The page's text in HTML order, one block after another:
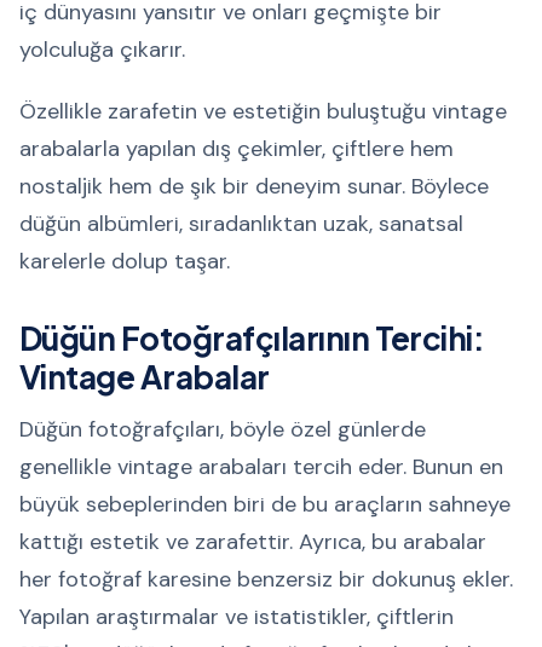
iç dünyasını yansıtır ve onları geçmişte bir
yolculuğa çıkarır.
Özellikle zarafetin ve estetiğin buluştuğu vintage
arabalarla yapılan dış çekimler, çiftlere hem
nostaljik hem de şık bir deneyim sunar. Böylece
düğün albümleri, sıradanlıktan uzak, sanatsal
karelerle dolup taşar.
Düğün Fotoğrafçılarının Tercihi:
Vintage Arabalar
Düğün fotoğrafçıları, böyle özel günlerde
genellikle vintage arabaları tercih eder. Bunun en
büyük sebeplerinden biri de bu araçların sahneye
kattığı estetik ve zarafettir. Ayrıca, bu arabalar
her fotoğraf karesine benzersiz bir dokunuş ekler.
Yapılan araştırmalar ve istatistikler, çiftlerin